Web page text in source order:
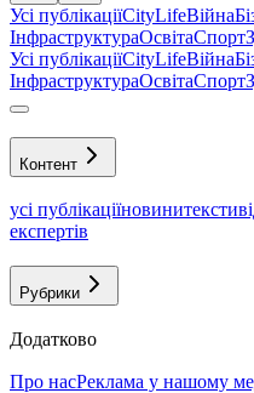
Усі публікаціїCityLifeВійна
ІнфраструктураОсвітаСпорт
Усі публікаціїCityLifeВійна
ІнфраструктураОсвітаСпорт
Контент
усі публікаціїновинитексти
експертів
Рубрики
Додатково
Про насРеклама у нашому